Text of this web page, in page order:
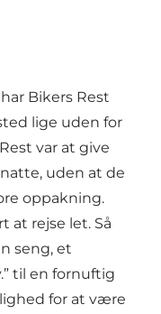
Bikers Rest
lige uden for
var at give
uden at de
oppakning.
at rejse let. Så
seng, et
til en fornuftig
for at være